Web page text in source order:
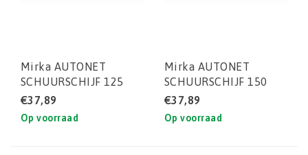
Mirka AUTONET
SCHUURSCHIJF 125
MM P320 (DOOS)
50STUKS
€37,89
Op voorraad
Mirka AUTONET
SCHUURSCHIJF 150
MM P400 (DOOS)
50STUKS
€37,89
Op voorraad